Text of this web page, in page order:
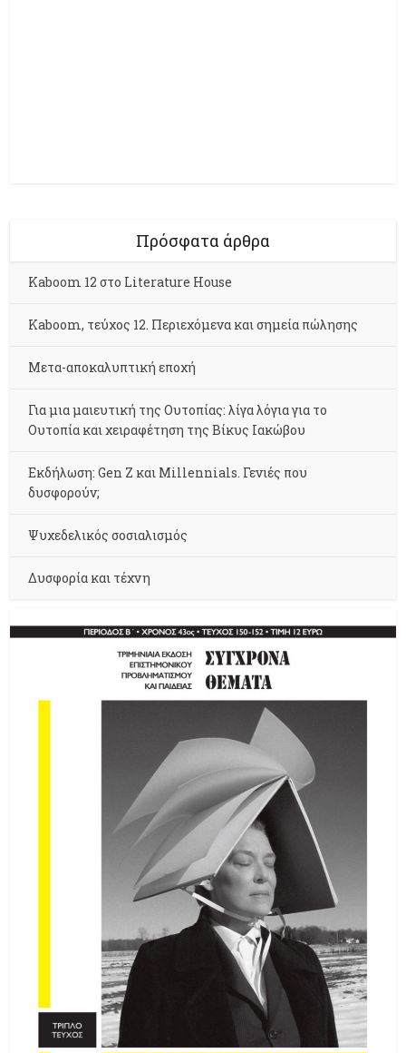
Πρόσφατα άρθρα
Kaboom 12 στο Literature House
Kaboom, τεύχος 12. Περιεχόμενα και σημεία πώλησης
Μετα-αποκαλυπτική εποχή
Για μια μαιευτική της Ουτοπίας: λίγα λόγια για το
Ουτοπία και χειραφέτηση της Βίκυς Ιακώβου
Εκδήλωση: Gen Z και Millennials. Γενιές που
δυσφορούν;
Ψυχεδελικός σοσιαλισμός
Δυσφορία και τέχνη